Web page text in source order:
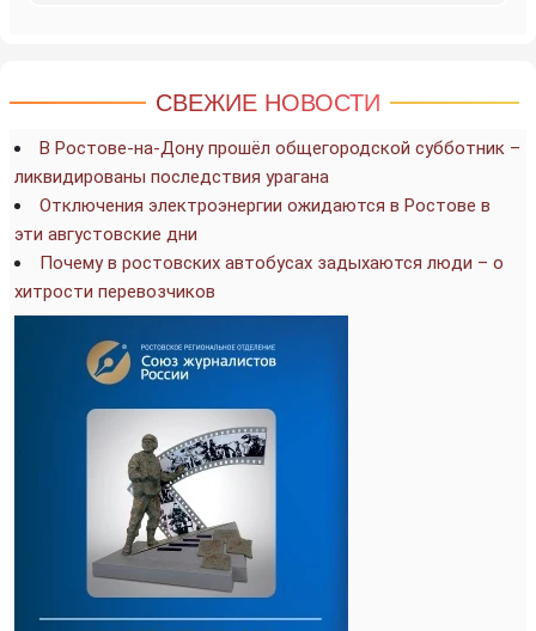
СВЕЖИЕ НОВОСТИ
В Ростове-на-Дону прошёл общегородской субботник –
ликвидированы последствия урагана
Отключения электроэнергии ожидаются в Ростове в
эти августовские дни
Почему в ростовских автобусах задыхаются люди – о
хитрости перевозчиков